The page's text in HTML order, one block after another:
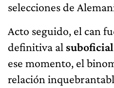
selecciones de
Acto seguido, el can
definitiva al
ese momento, el
relación